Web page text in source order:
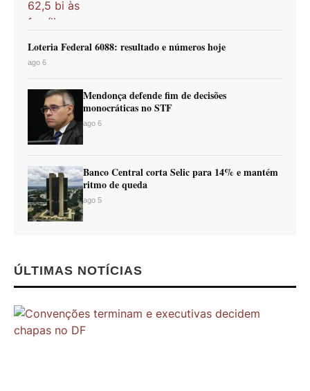
Loteria Federal 6088: resultado e números hoje
ago 6
Mendonça defende fim de decisões
monocráticas no STF
ago 6
Banco Central corta Selic para 14% e mantém
ritmo de queda
ago 5
ÚLTIMAS NOTÍCIAS